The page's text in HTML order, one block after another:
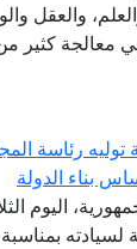
والعقل
معالجة كثير
رئاسة
بناء الدولة
اليوم
لسيادته